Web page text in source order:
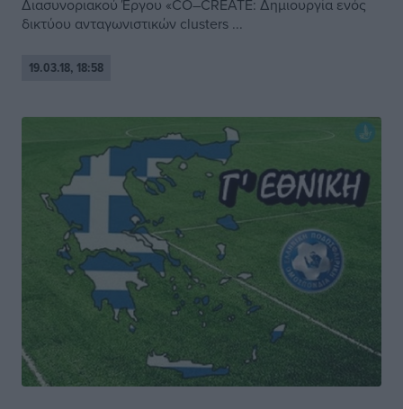
Διασυνοριακού Έργου «CO–CREATE: Δημιουργία ενός
δικτύου ανταγωνιστικών clusters ...
19.03.18, 18:58